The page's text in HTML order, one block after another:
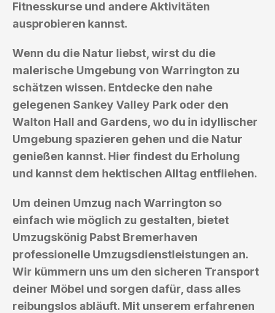
Fitnesskurse und andere Aktivitäten
ausprobieren kannst.
Wenn du die Natur liebst, wirst du die
malerische Umgebung von Warrington zu
schätzen wissen. Entdecke den nahe
gelegenen Sankey Valley Park oder den
Walton Hall and Gardens, wo du in idyllischer
Umgebung spazieren gehen und die Natur
genießen kannst. Hier findest du Erholung
und kannst dem hektischen Alltag entfliehen.
Um deinen Umzug nach Warrington so
einfach wie möglich zu gestalten, bietet
Umzugskönig Pabst Bremerhaven
professionelle Umzugsdienstleistungen an.
Wir kümmern uns um den sicheren Transport
deiner Möbel und sorgen dafür, dass alles
reibungslos abläuft. Mit unserem erfahrenen